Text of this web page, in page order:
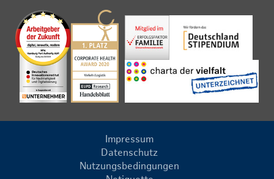
Impressum
Datenschutz
Nutzungsbedingungen